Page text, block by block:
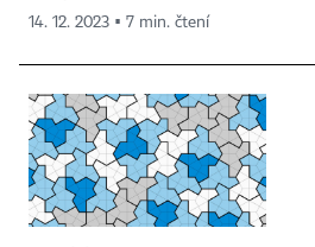
14. 12. 2023 ▪ 7 min. čtení